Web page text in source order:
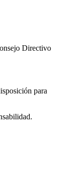
Directivo
para